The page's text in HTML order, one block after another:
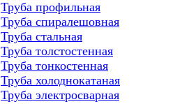
Труба профильная
Труба спиралешовная
Труба стальная
Труба толстостенная
Труба тонкостенная
Труба холоднокатаная
Труба электросварная